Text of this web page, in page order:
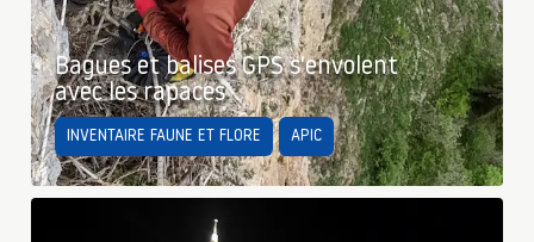
Bagues et balises GPS s'envolent
avec les rapaces
INVENTAIRE FAUNE ET FLORE APIC